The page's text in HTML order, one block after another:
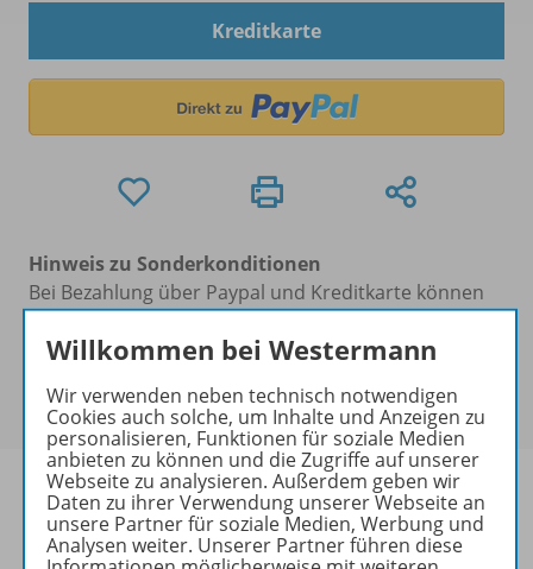
Kreditkarte
Hinweis zu Sonderkonditionen
Bei Bezahlung über Paypal und Kreditkarte können
keine Sonderkonditionen gewährt werden.
Sie haben ein passendes Spar-Paket?
sich bitte an.
Informationen
Willkommen bei Westermann
Wir verwenden neben technisch notwendigen
Cookies auch solche, um Inhalte und Anzeigen zu
personalisieren, Funktionen für soziale Medien
anbieten zu können und die Zugriffe auf unserer
Webseite zu analysieren. Außerdem geben wir
Daten zu ihrer Verwendung unserer Webseite an
unsere Partner für soziale Medien, Werbung und
Analysen weiter. Unserer Partner führen diese